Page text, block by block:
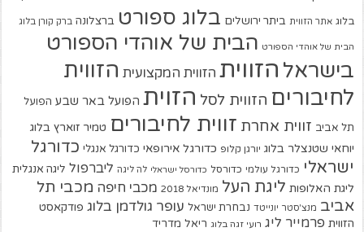
בלוג אתר הזווית ביתר ירושלים בלוג ספורט ברצלונה ברק קורן בלוג
הבית של אוהדי הספורט הבית של אוהדי הספורט
בישראל הזווית הזווית המקצועית הזווית
לחיבורים הזווית לסל הזוית הפועל באר שבע הפועל
תל אביב זווית אחרת זווית לחיבורים טמיר זוארץ בלוג
יוחאי שטנצלר בלוג יורגן קלופ כדורגל אירופאי כדורגל אנגלי כדורגל
ישראלי כדורגל עולמי כדורסל כדורסל ישראלי לה ליגה ליברפול ליגה אנגלית
ליגת האלופות ליגת העל מונדיאל 2018 מכבי חיפה מכבי תל
אביב מנצ'סטר יונייטד נבחרת ישראל עופר גולדמן בלוג פודקאסט
הזווית פרמייר ליג רועי זגה בלוג ריאל מדריד